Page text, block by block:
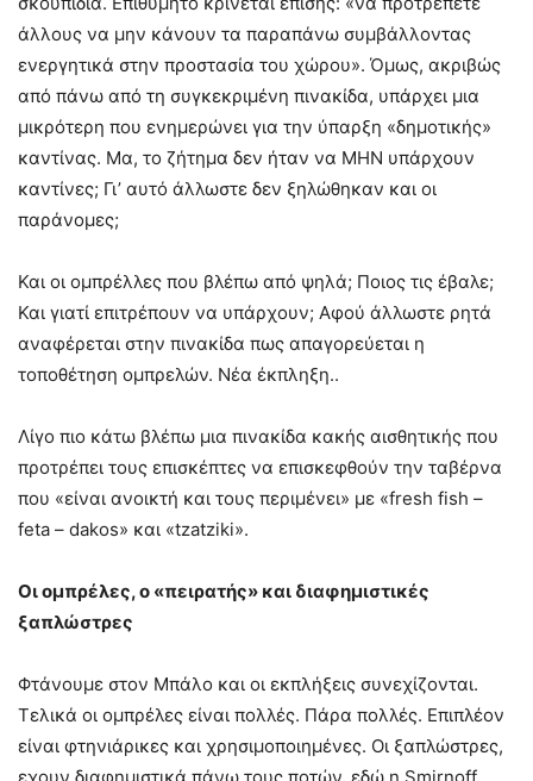
άλλους να μην κάνουν τα παραπάνω συμβάλλοντας
ενεργητικά στην προστασία του χώρου». Όμως, ακριβώς
από πάνω από τη συγκεκριμένη πινακίδα, υπάρχει μια
μικρότερη που ενημερώνει για την ύπαρξη «δημοτικής»
καντίνας. Μα, το ζήτημα δεν ήταν να ΜΗΝ υπάρχουν
καντίνες; Γι’ αυτό άλλωστε δεν ξηλώθηκαν και οι
παράνομες;
Και οι ομπρέλλες που βλέπω από ψηλά; Ποιος τις έβαλε;
Και γιατί επιτρέπουν να υπάρχουν; Αφού άλλωστε ρητά
αναφέρεται στην πινακίδα πως απαγορεύεται η
τοποθέτηση ομπρελών. Νέα έκπληξη..
Λίγο πιο κάτω βλέπω μια πινακίδα κακής αισθητικής που
προτρέπει τους επισκέπτες να επισκεφθούν την ταβέρνα
που «είναι ανοικτή και τους περιμένει» με «fresh fish –
feta – dakos» και «tzatziki».
Οι ομπρέλες, ο «πειρατής» και διαφημιστικές
ξαπλώστρες
Φτάνουμε στον Μπάλο και οι εκπλήξεις συνεχίζονται.
Τελικά οι ομπρέλες είναι πολλές. Πάρα πολλές. Επιπλέον
είναι φτηνιάρικες και χρησιμοποιημένες. Οι ξαπλώστρες,